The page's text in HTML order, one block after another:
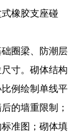
橡胶支座碰
圈梁、防潮层
寸。砌体结构
例绘制单线平
的墙重限制；
准图；砌体填